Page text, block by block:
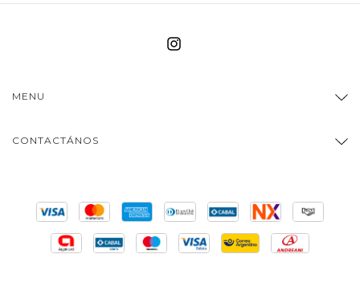
MENU
CONTACTÁNOS